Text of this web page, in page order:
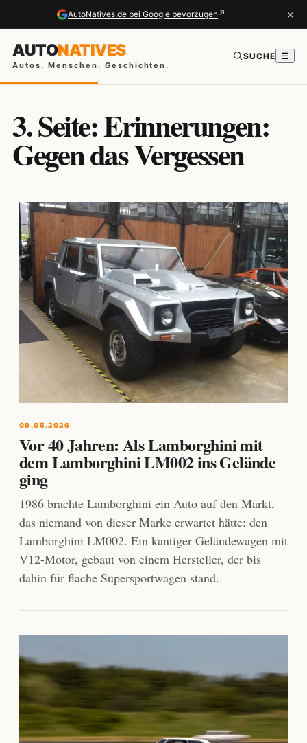
AutoNatives.de bei Google bevorzugen ↗ ×
AUTONATIVES
Autos. Menschen. Geschichten.
SUCHE ☰
3. Seite: Erinnerungen:
Gegen das Vergessen
09.05.2026
Vor 40 Jahren: Als Lamborghini mit
dem Lamborghini LM002 ins Gelände
ging
1986 brachte Lamborghini ein Auto auf den Markt,
das niemand von dieser Marke erwartet hätte: den
Lamborghini LM002. Ein kantiger Geländewagen mit
V12-Motor, gebaut von einem Hersteller, der bis
dahin für flache Supersportwagen stand.